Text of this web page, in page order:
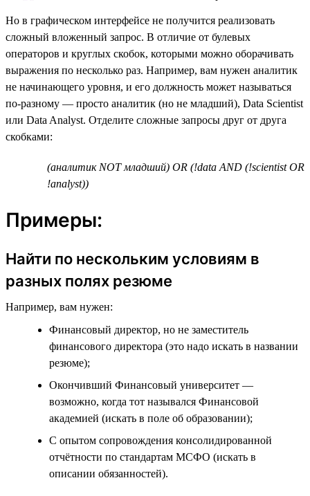
Но в графическом интерфейсе не получится реализовать
сложный вложенный запрос. В отличие от булевых
операторов и круглых скобок, которыми можно оборачивать
выражения по несколько раз. Например, вам нужен аналитик
не начинающего уровня, и его должность может называться
по-разному — просто аналитик (но не младший), Data Scientist
или Data Analyst. Отделите сложные запросы друг от друга
скобками:
(аналитик NOT младший) OR (!data AND (!scientist OR
!analyst))
Примеры:
Найти по нескольким условиям в
разных полях резюме
Например, вам нужен:
Финансовый директор, но не заместитель
финансового директора (это надо искать в названии
резюме);
Окончивший Финансовый университет —
возможно, когда тот назывался Финансовой
академией (искать в поле об образовании);
С опытом сопровождения консолидированной
отчётности по стандартам МСФО (искать в
описании обязанностей).